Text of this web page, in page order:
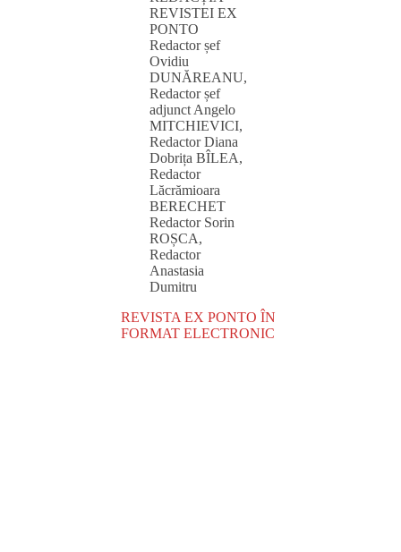
REVISTEI EX
PONTO
Redactor șef
Ovidiu
DUNĂREANU,
Redactor șef
adjunct Angelo
MITCHIEVICI,
Redactor Diana
Dobrița BÎLEA,
Redactor
Lăcrămioara
BERECHET
Redactor Sorin
ROȘCA,
Redactor
Anastasia
Dumitru
REVISTA EX PONTO ÎN
FORMAT ELECTRONIC